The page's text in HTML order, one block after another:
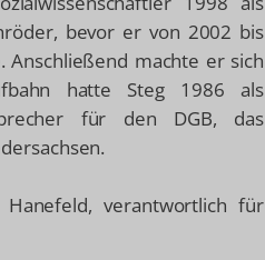
bevor er von 2002 bis
machte er sich
hatte Steg 1986 als
für den DGB, das
verantwortlich für